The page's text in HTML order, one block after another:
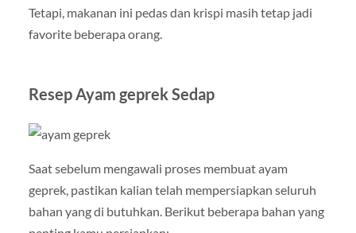
Tetapi, makanan ini pedas dan krispi masih tetap jadi
favorite beberapa orang.
Resep Ayam geprek Sedap
Saat sebelum mengawali proses membuat ayam
geprek, pastikan kalian telah mempersiapkan seluruh
bahan yang di butuhkan. Berikut beberapa bahan yang